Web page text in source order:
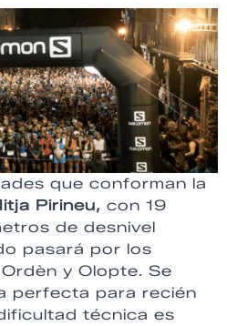
que conforman la
Pirineu, con 19
de desnivel
pasará por los
y Olopte. Se
perfecta para recién
técnica es